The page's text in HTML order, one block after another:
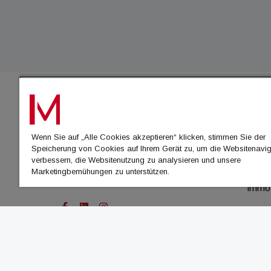
Wenn Sie auf „Alle Cookies akzeptieren“ klicken, stimmen Sie der
Speicherung von Cookies auf Ihrem Gerät zu, um die
verbessern, die Websitenutzung zu analysieren und unsere
Marketingbemühungen zu unterstützen.